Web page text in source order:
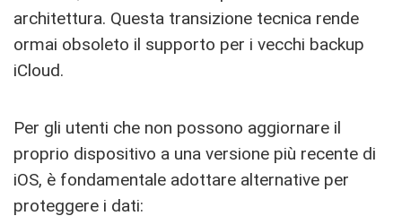
architettura. Questa transizione tecnica rende
ormai obsoleto il supporto per i vecchi backup
iCloud.
Per gli utenti che non possono aggiornare il
proprio dispositivo a una versione più recente di
iOS, è fondamentale adottare alternative per
proteggere i dati: